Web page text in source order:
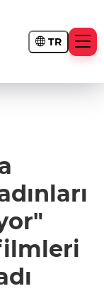
TR